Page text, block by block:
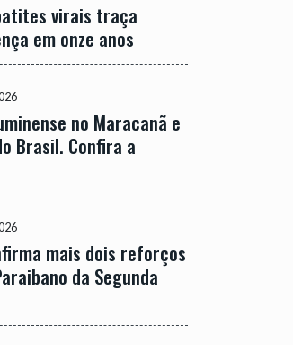
virais traça
em onze anos
no Maracanã e
Brasil. Confira a
mais dois reforços
da Segunda